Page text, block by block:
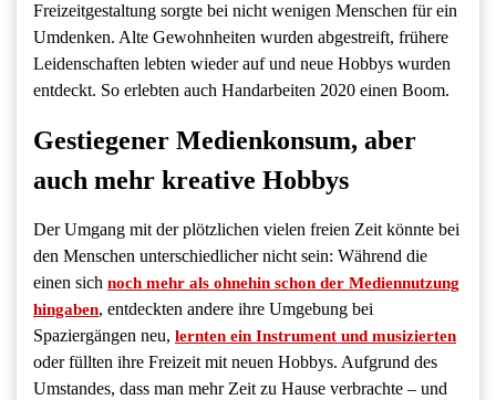
Freizeitgestaltung sorgte bei nicht wenigen Menschen für ein
Umdenken. Alte Gewohnheiten wurden abgestreift, frühere
Leidenschaften lebten wieder auf und neue Hobbys wurden
entdeckt. So erlebten auch Handarbeiten 2020 einen Boom.
Gestiegener Medienkonsum, aber
auch mehr kreative Hobbys
Der Umgang mit der plötzlichen vielen freien Zeit könnte bei
den Menschen unterschiedlicher nicht sein: Während die
einen sich noch mehr als ohnehin schon der Mediennutzung
hingaben, entdeckten andere ihre Umgebung bei
Spaziergängen neu, lernten ein Instrument und musizierten
oder füllten ihre Freizeit mit neuen Hobbys. Aufgrund des
Umstandes, dass man mehr Zeit zu Hause verbrachte – und